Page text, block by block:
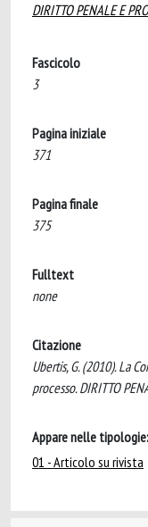
DIRITTO PENALE E
Fascicolo
3
Pagina iniziale
371
Pagina finale
375
Fulltext
none
Citazione
Ubertis, G. (2010). La
processo. DIRITTO
Appare nelle tipologie:
01 - Articolo su rivista